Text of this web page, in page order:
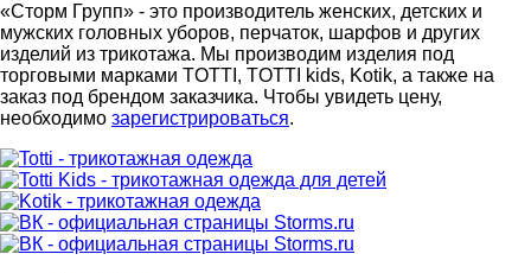
«Сторм Групп» - это производитель женских, детских и
мужских головных уборов, перчаток, шарфов и других
изделий из трикотажа. Мы производим изделия под
торговыми марками TOTTI, TOTTI kids, Kotik, а также на
заказ под брендом заказчика. Чтобы увидеть цену,
необходимо зарегистрироваться.